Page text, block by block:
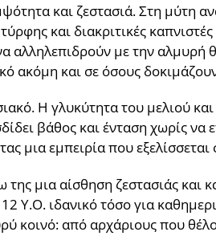
και ζεστασιά. Στη μύτη
και διακριτικές
αλληλεπιδρούν με την αλμυρή
ακόμη και σε όσους
Η γλυκύτητα του μελιού
βάθος και ένταση χωρίς να
μια εμπειρία που
μια αίσθηση ζεστασιάς και
ιδανικό τόσο για
κοινό: από αρχάριους που